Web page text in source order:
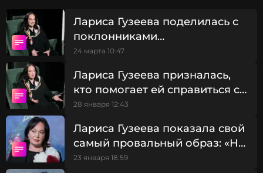
Лариса Гузеева поделилась с
поклонниками
размышлениями о природе
24 марта 10:47
Лариса Гузеева призналась,
кто помогает ей справиться с
обидой и слезами
28 января 12:43
Лариса Гузеева показала свой
самый провальный образ: «Ни
ракурс, ни фильтры не в
23 января 18:59